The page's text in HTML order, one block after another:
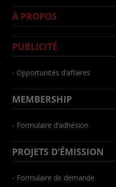
À PROPOS
PUBLICITÉ
- Opportunités d’affaires
MEMBERSHIP
- Formulaire d’adhésion
PROJETS D’ÉMISSION
- Formulaire de demande